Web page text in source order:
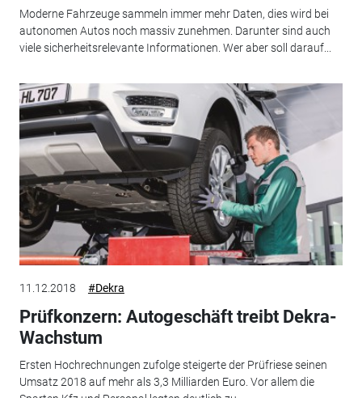
Moderne Fahrzeuge sammeln immer mehr Daten, dies wird bei
autonomen Autos noch massiv zunehmen. Darunter sind auch
viele sicherheitsrelevante Informationen. Wer aber soll darauf...
11.12.2018 #Dekra
Prüfkonzern: Autogeschäft treibt Dekra-
Wachstum
Ersten Hochrechnungen zufolge steigerte der Prüfriese seinen
Umsatz 2018 auf mehr als 3,3 Milliarden Euro. Vor allem die